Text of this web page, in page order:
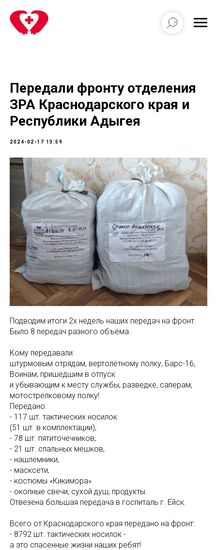
Передали фронту отделения
ЗРА Краснодарского края и
Республики Адыгея
2024-02-17 13:59
Подводим итоги 2х недель наших передач на фронт.
Было 8 передач разного объёма.
Кому передавали:
штурмовым отрядам, вертолётному полку, Барс-16,
Воинам, пришедшим в отпуск
и убывающим к месту службы, разведке, саперам,
мотострелковому полку!
Передано:
- 117 шт. тактических носилок
(51 шт. в комплектации),
- 78 шт. пятиточечников,
- 21 шт. спальных мешков,
- нашлемники,
- масксети,
- костюмы «Кикимора»
- окопные свечи, сухой душ, продукты.
Отвезена большая передача в госпиталь г. Ейск.
Всего от Краснодарского края передано на фронт:
- 8792 шт. тактических носилок -
а это спасенные жизни наших ребят!